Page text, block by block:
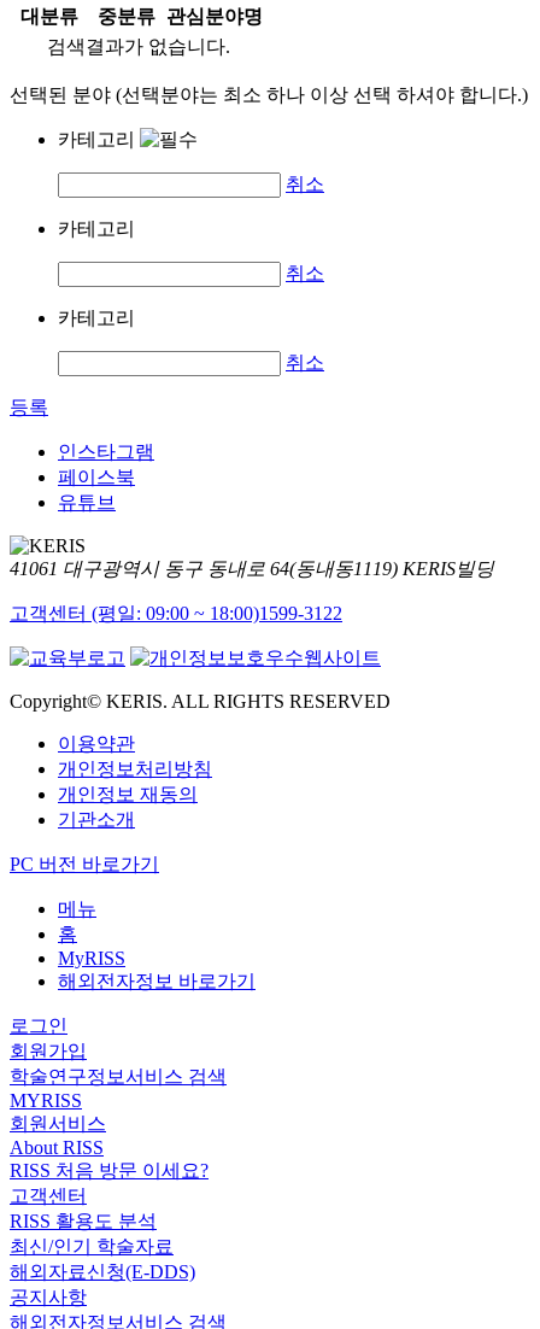
대분류
중분류
관심분야명
검색결과가 없습니다.
선택된 분야 (선택분야는 최소 하나 이상 선택 하셔야 합니다.)
카테고리
취소
카테고리
취소
카테고리
취소
등록
인스타그램
페이스북
유튜브
41061 대구광역시 동구 동내로 64(동내동1119) KERIS빌딩
고객센터 (평일: 09:00 ~ 18:00)1599-3122
Copyright© KERIS. ALL RIGHTS RESERVED
이용약관
개인정보처리방침
개인정보 재동의
기관소개
PC 버전 바로가기
메뉴
홈
MyRISS
해외전자정보 바로가기
로그인
회원가입
학술연구정보서비스 검색
MYRISS
회원서비스
About RISS
RISS 처음 방문 이세요?
고객센터
RISS 활용도 분석
최신/인기 학술자료
해외자료신청(E-DDS)
공지사항
해외전자정보서비스 검색